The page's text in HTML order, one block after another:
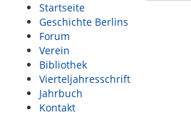
Startseite
Geschichte Berlins
Forum
Verein
Bibliothek
Vierteljahresschrift
Jahrbuch
Kontakt